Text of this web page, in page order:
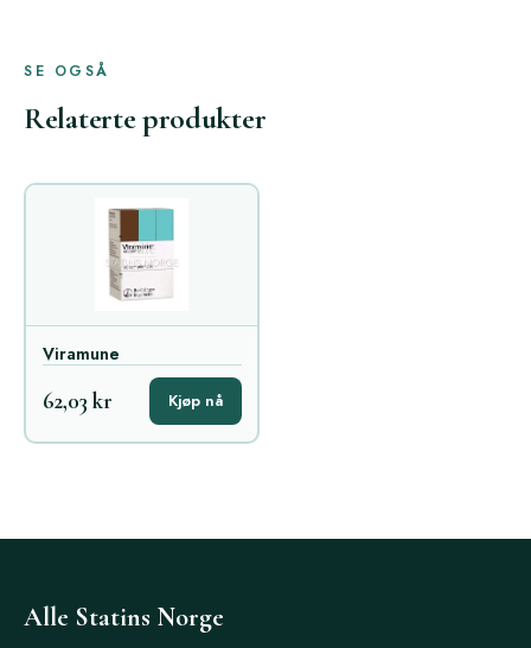
SE OGSÅ
Relaterte produkter
Viramune
62,03 kr Kjøp nå
Alle Statins Norge